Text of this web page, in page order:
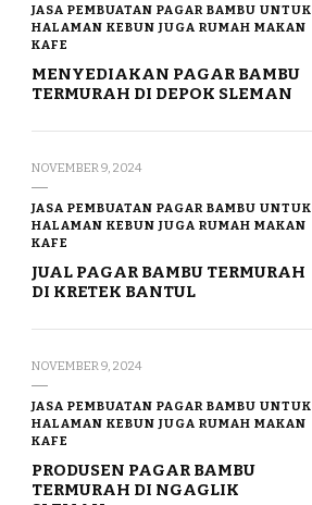
JASA PEMBUATAN PAGAR BAMBU UNTUK
HALAMAN KEBUN JUGA RUMAH MAKAN
KAFE
MENYEDIAKAN PAGAR BAMBU
TERMURAH DI DEPOK SLEMAN
NOVEMBER 9, 2024
JASA PEMBUATAN PAGAR BAMBU UNTUK
HALAMAN KEBUN JUGA RUMAH MAKAN
KAFE
JUAL PAGAR BAMBU TERMURAH
DI KRETEK BANTUL
NOVEMBER 9, 2024
JASA PEMBUATAN PAGAR BAMBU UNTUK
HALAMAN KEBUN JUGA RUMAH MAKAN
KAFE
PRODUSEN PAGAR BAMBU
TERMURAH DI NGAGLIK